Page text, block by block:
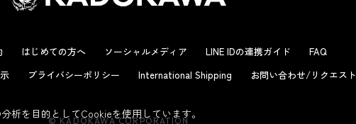
はじめての方へ ソーシャルメディア LINE IDの連携ガイド
FAQ
プライバシーポリシー International Shipping お問い合わせ/リクエスト
© KADOKAWA CORPORATION
析を目的としてCookieを使用しています。